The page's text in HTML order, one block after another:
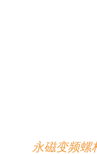
永磁变频螺